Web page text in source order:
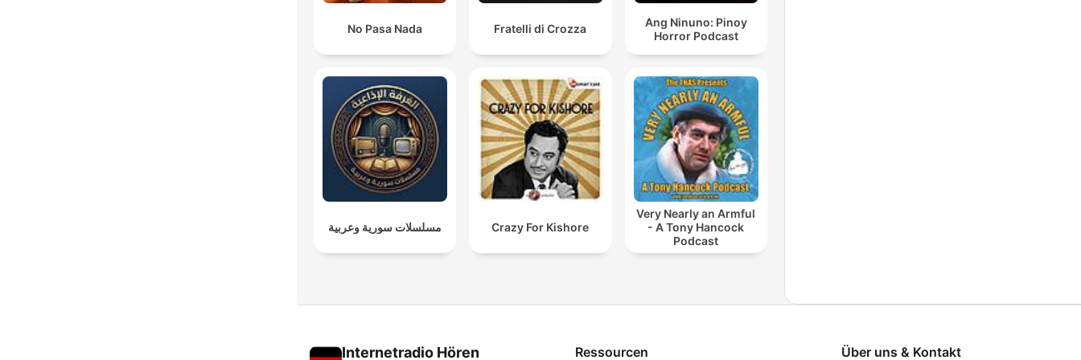
No Pasa Nada Fratelli di Crozza
Ang Ninuno: Pinoy
Horror Podcast
مسلسلات سورية وعربية Crazy For Kishore
Very Nearly an Armful
- A Tony Hancock
Podcast
Internetradio Hören Ressourcen Über uns & Kontakt